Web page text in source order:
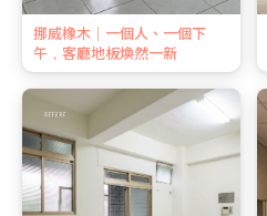
挪威橡木｜一個人、一個下
午，客廳地板煥然一新